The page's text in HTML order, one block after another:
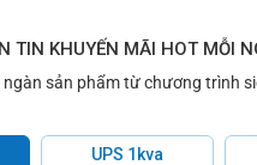
TIN KHUYẾN MÃI HOT MỖI
sản phẩm từ chương trình
UPS 1kva